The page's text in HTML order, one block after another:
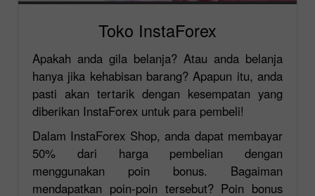
Toko InstaForex
Apakah anda gila belanja? Atau anda belanja
hanya jika kehabisan barang? Apapun itu, anda
pasti akan tertarik dengan kesempatan yang
diberikan InstaForex untuk para pembeli!
Dalam InstaForex Shop, anda dapat membayar
50% dari harga pembelian dengan
menggunakan poin bonus. Bagaiman
mendapatkan poin-poin tersebut? Poin bonus